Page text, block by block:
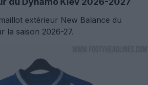
extérieur New Balance du
la saison 2026-27.